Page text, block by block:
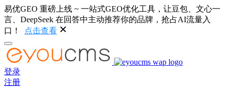
易优GEO 重磅上线 ~ 一站式GEO优化工具，让豆包、文心一
言、DeepSeek 在回答中主动推荐你的品牌，抢占AI流量入
口！
点击查看
登录
注册